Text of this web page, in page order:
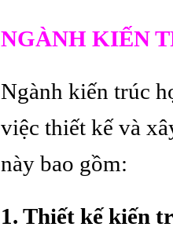
NGÀNH KIẾN
Ngành kiến trúc
việc thiết kế và
này bao gồm:
1. Thiết kế kiến